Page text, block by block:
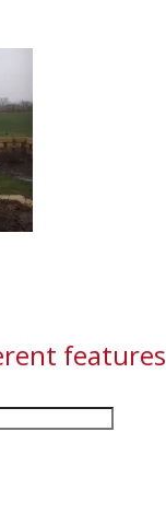
features